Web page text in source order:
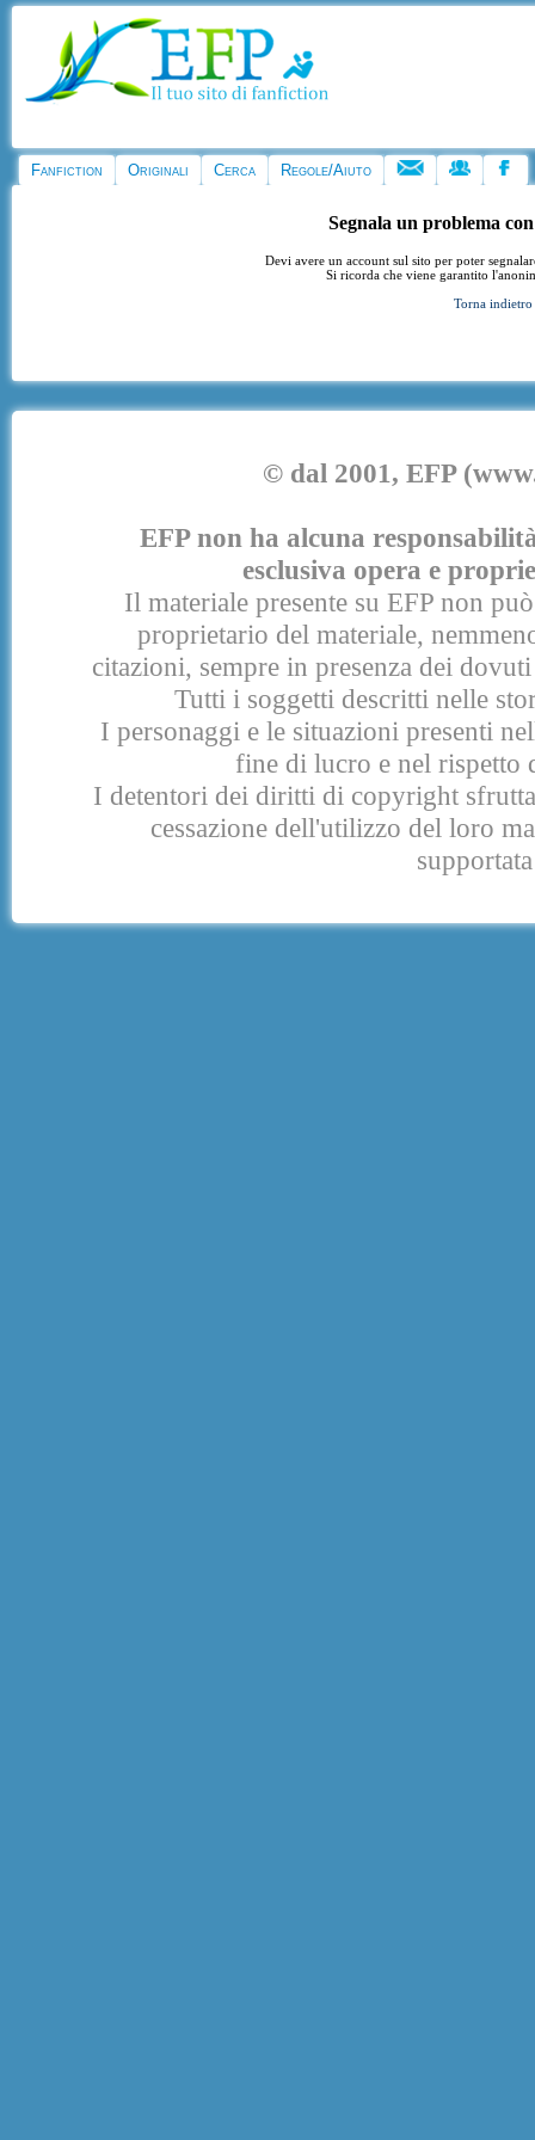
Fanfiction Originali Cerca Regole/Aiuto
Segnala un problema
Devi avere un account sul sito per poter
Si ricorda che viene garantito
Torna indietro
© dal 2001, EFP
EFP non ha alcuna
esclusiva opera e
Il materiale presente su EFP non
proprietario del materiale,
citazioni, sempre in presenza dei
Tutti i soggetti descritti nelle
I personaggi e le situazioni presenti
fine di lucro e nel rispetto
I detentori dei diritti di copyright
cessazione dell'utilizzo del loro